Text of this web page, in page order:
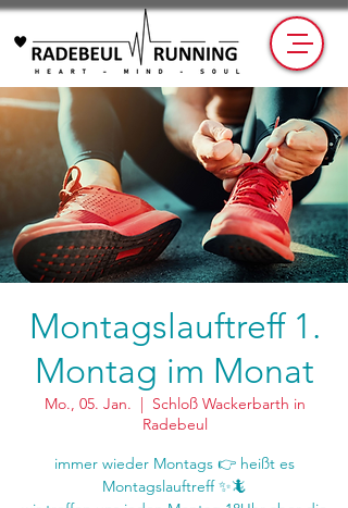
Montagslauftreff 1.
Montag im Monat
Mo., 05. Jan.
  |
Schloß Wackerbarth in
Radebeul
immer wieder Montags 👉 heißt es
Montagslauftreff ✨🦎